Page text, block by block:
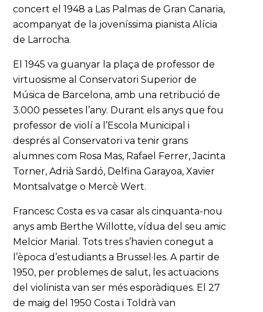
concert el 1948 a Las Palmas de Gran Canaria,
acompanyat de la joveníssima pianista Alícia
de Larrocha.
El 1945 va guanyar la plaça de professor de
virtuosisme al Conservatori Superior de
Música de Barcelona, amb una retribució de
3.000 pessetes l’any. Durant els anys que fou
professor de violí a l’Escola Municipal i
després al Conservatori va tenir grans
alumnes com Rosa Mas, Rafael Ferrer, Jacinta
Torner, Adrià Sardó, Delfina Garayoa, Xavier
Montsalvatge o Mercè Wert.
Francesc Costa es va casar als cinquanta-nou
anys amb Berthe Willotte, vídua del seu amic
Melcior Marial. Tots tres s’havien conegut a
l’època d’estudiants a Brussel·les. A partir de
1950, per problemes de salut, les actuacions
del violinista van ser més esporàdiques. El 27
de maig del 1950 Costa i Toldrà van